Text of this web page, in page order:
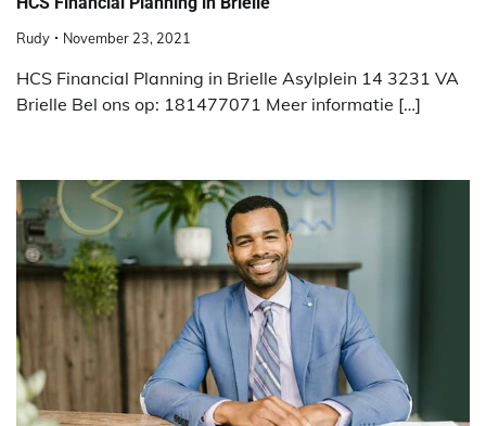
Rudy November 23, 2021
HCS Financial Planning in Brielle Asylplein 14 3231 VA
Brielle Bel ons op: 181477071 Meer informatie […]